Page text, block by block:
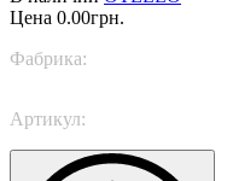
Цена 0.00грн.
Фабрика:
Артикул: